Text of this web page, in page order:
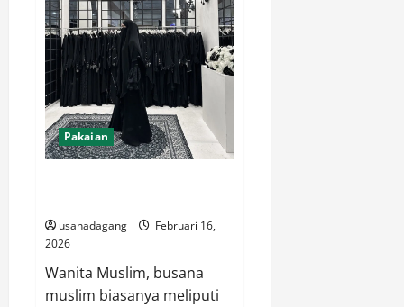
Pakaian
usahadagang
Februari 16,
2026
Wanita Muslim, busana
muslim biasanya meliputi